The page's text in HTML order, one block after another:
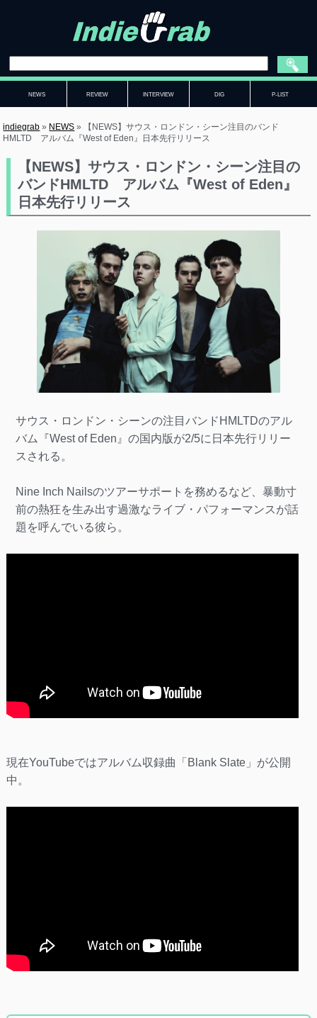
NEWS REVIEW INTERVIEW DIG P-LIST
indiegrab » NEWS »
【NEWS】サウス・ロンドン・シーン注目のバンド
HMLTD アルバム『West of Eden』日本先行リリース
【NEWS】サウス・ロンドン・シーン注目の
バンドHMLTD アルバム『West of Eden』
日本先行リリース
サウス・ロンドン・シーンの注目バンドHMLTDのアル
バム『West of Eden』の国内版が2/5に日本先行リリー
スされる。
Nine Inch Nailsのツアーサポートを務めるなど、暴動寸
前の熱狂を生み出す過激なライブ・パフォーマンスが話
題を呼んでいる彼ら。
現在YouTubeではアルバム収録曲「Blank Slate」が公開
中。